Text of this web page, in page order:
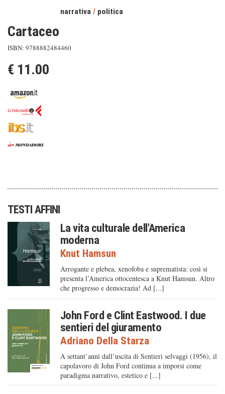
narrativa / politica
Cartaceo
ISBN: 9788882484460
€ 11.00
TESTI AFFINI
La vita culturale dell'America
moderna
Knut Hamsun
Arrogante e plebea, xenofoba e suprematista: così si
presenta l’America ottocentesca a Knut Hamsun. Altro
che progresso e democrazia! Ad [...]
John Ford e Clint Eastwood. I due
sentieri del giuramento
Adriano Della Starza
A settant’anni dall’uscita di Sentieri selvaggi (1956), il
capolavoro di John Ford continua a imporsi come
paradigma narrativo, estetico e [...]